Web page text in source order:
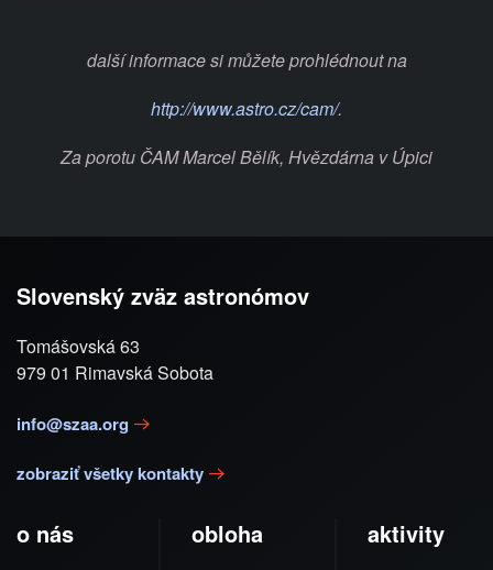
další informace si můžete prohlédnout na
http://www.astro.cz/cam/.
Za porotu ČAM Marcel Bělík, Hvězdárna v Úpici
Slovenský zväz astronómov
Tomášovská 63
979 01 Rimavská Sobota
info@szaa.org
zobraziť všetky kontakty
o nás obloha aktivity